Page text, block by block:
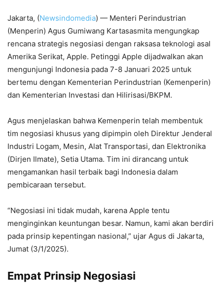
Jakarta, (Newsindomedia) — Menteri Perindustrian
(Menperin) Agus Gumiwang Kartasasmita mengungkap
rencana strategis negosiasi dengan raksasa teknologi asal
Amerika Serikat, Apple. Petinggi Apple dijadwalkan akan
mengunjungi Indonesia pada 7-8 Januari 2025 untuk
bertemu dengan Kementerian Perindustrian (Kemenperin)
dan Kementerian Investasi dan Hilirisasi/BKPM.
Agus menjelaskan bahwa Kemenperin telah membentuk
tim negosiasi khusus yang dipimpin oleh Direktur Jenderal
Industri Logam, Mesin, Alat Transportasi, dan Elektronika
(Dirjen Ilmate), Setia Utama. Tim ini dirancang untuk
mengamankan hasil terbaik bagi Indonesia dalam
pembicaraan tersebut.
“Negosiasi ini tidak mudah, karena Apple tentu
menginginkan keuntungan besar. Namun, kami akan berdiri
pada prinsip kepentingan nasional,” ujar Agus di Jakarta,
Jumat (3/1/2025).
Empat Prinsip Negosiasi